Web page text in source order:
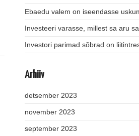
Ebaedu valem on iseendasse
Investeeri varasse, millest sa aru
Investori parimad sõbrad on
Arhiiv
detsember 2023
november 2023
september 2023